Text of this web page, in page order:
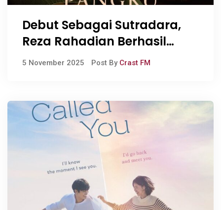
Debut Sebagai Sutradara,
Reza Rahadian Berhasil
Hadirkan Film Pangku yang
5 November 2025 Post By Crast FM